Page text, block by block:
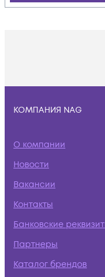
КОМПАНИЯ NAG
О компании
Новости
Вакансии
Контакты
Банковские
Партнеры
Каталог брендов